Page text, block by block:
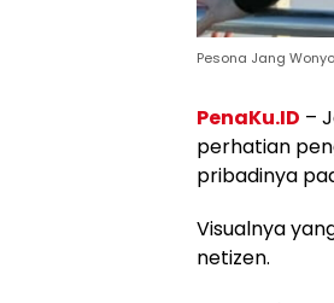
Pesona Jang
PenaKu.ID –
perhatian
pribadinya
Visualnya
netizen.